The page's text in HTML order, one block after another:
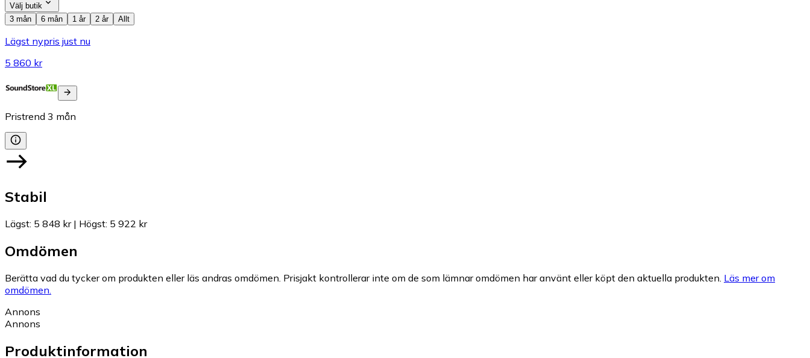
Välj butik
3 mån
6 mån 1 år 2 år Allt
Lägst nypris just nu
5 860 kr
Pristrend 3 mån
Stabil
Lägst: 5 848 kr| Högst: 5 922 kr
Omdömen
Berätta vad du tycker om produkten eller läs andras omdömen. Prisjakt kontrollerar inte om de som lämnar omdömen har använt eller köpt den aktuella produkten. Läs mer om
omdömen.
Annons
Annons
Produktinformation